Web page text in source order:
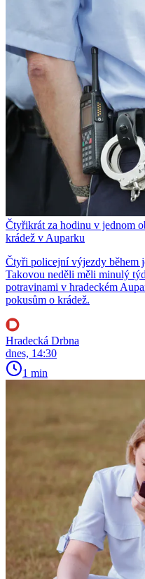
Čtyřikrát za hodinu v jednom
krádež v Auparku
Čtyři policejní výjezdy během
Takovou neděli měli minulý
potravinami v hradeckém
pokusům o krádež.
Hradecká Drbna
dnes, 14:30
1 min